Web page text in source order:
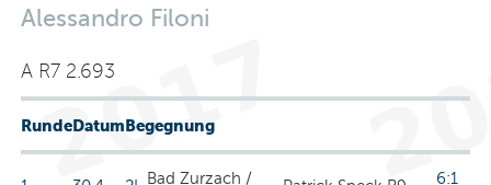
Alessandro Filoni
A R7 2.693
RundeDatumBegegnung
Bad Zurzach /
6:1